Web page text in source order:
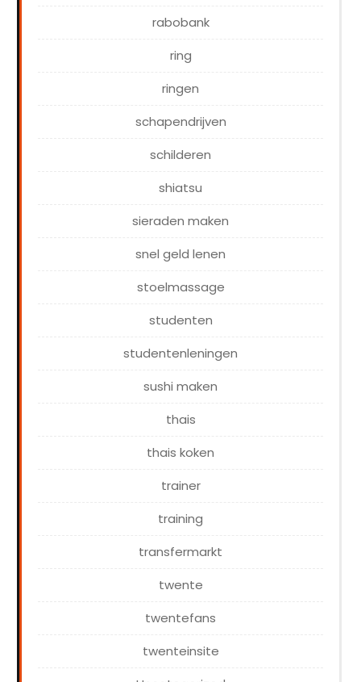
rabobank
ring
ringen
schapendrijven
schilderen
shiatsu
sieraden maken
snel geld lenen
stoelmassage
studenten
studentenleningen
sushi maken
thais
thais koken
trainer
training
transfermarkt
twente
twentefans
twenteinsite